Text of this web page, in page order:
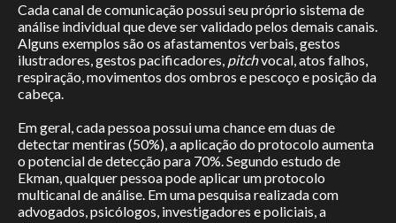
Cada canal de comunicação possui seu próprio sistema de
análise individual que deve ser validado pelos demais canais.
Alguns exemplos são os afastamentos verbais, gestos
ilustradores, gestos pacificadores, pitchvocal, atos falhos,
respiração, movimentos dos ombros e pescoço e posição da
cabeça.
Em geral, cada pessoa possui uma chance em duas de
detectar mentiras (50%), a aplicação do protocolo aumenta
o potencial de detecção para 70%. Segundo estudo de
Ekman, qualquer pessoa pode aplicar um protocolo
multicanal de análise. Em uma pesquisa realizada com
advogados, psicólogos, investigadores e policiais, a